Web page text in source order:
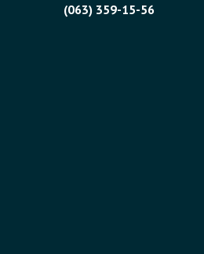
(063) 359-15-56